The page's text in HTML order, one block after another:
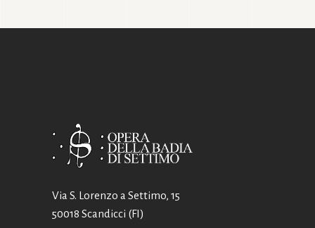
Via S. Lorenzo a Settimo, 15
50018 Scandicci (FI)